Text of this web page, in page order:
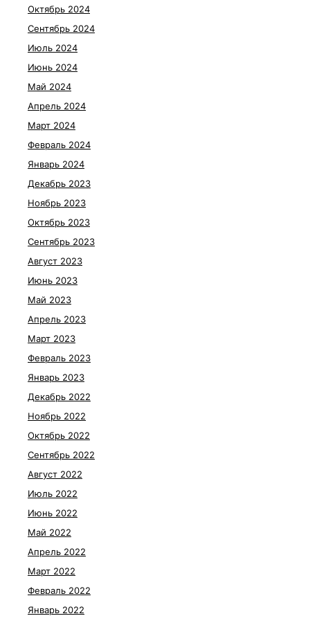
Октябрь 2024
Сентябрь 2024
Июль 2024
Июнь 2024
Май 2024
Апрель 2024
Март 2024
Февраль 2024
Январь 2024
Декабрь 2023
Ноябрь 2023
Октябрь 2023
Сентябрь 2023
Август 2023
Июнь 2023
Май 2023
Апрель 2023
Март 2023
Февраль 2023
Январь 2023
Декабрь 2022
Ноябрь 2022
Октябрь 2022
Сентябрь 2022
Август 2022
Июль 2022
Июнь 2022
Май 2022
Апрель 2022
Март 2022
Февраль 2022
Январь 2022